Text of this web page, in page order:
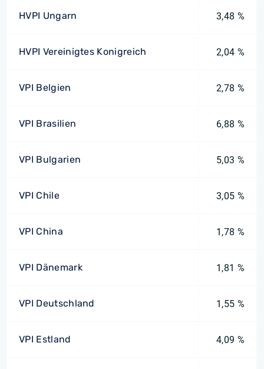
HVPI Ungarn 3,48 %
HVPI Vereinigtes Konigreich 2,04 %
VPI Belgien 2,78 %
VPI Brasilien 6,88 %
VPI Bulgarien 5,03 %
VPI Chile 3,05 %
VPI China 1,78 %
VPI Dänemark 1,81 %
VPI Deutschland 1,55 %
VPI Estland 4,09 %